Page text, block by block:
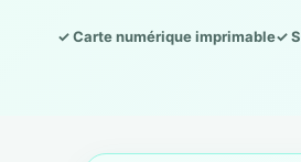
✓ Carte numérique imprimable✓